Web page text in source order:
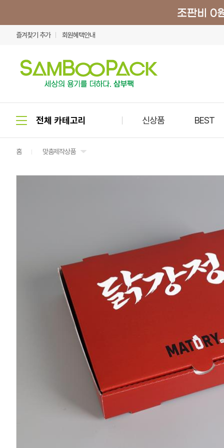
즐겨찾기 추가 회원혜택안내
신상품 BEST
홈 맞춤제작상품